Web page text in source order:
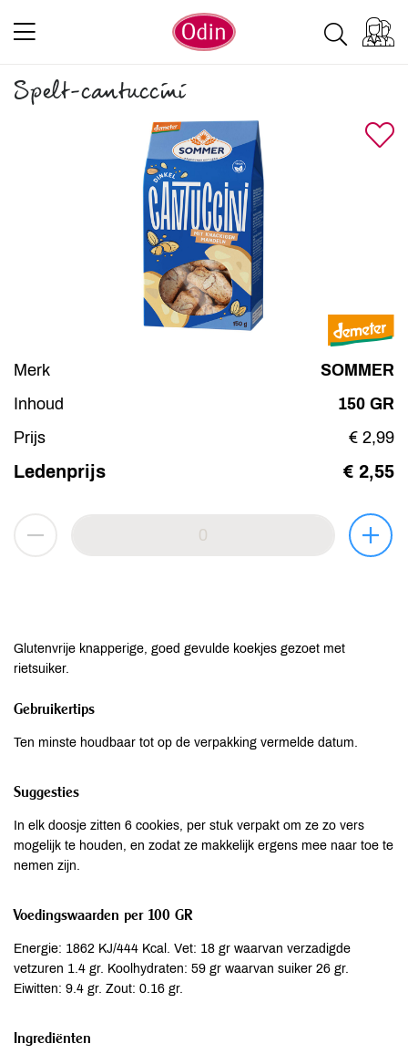
Spelt-cantuccini
Merk
SOMMER
Inhoud
150 GR
Prijs
€ 2,99
Ledenprijs € 2,55
Glutenvrije knapperige, goed gevulde koekjes gezoet met
rietsuiker.
Gebruikertips
Ten minste houdbaar tot op de verpakking vermelde datum.
Suggesties
In elk doosje zitten 6 cookies, per stuk verpakt om ze zo vers
mogelijk te houden, en zodat ze makkelijk ergens mee naar toe te
nemen zijn.
Voedingswaarden per 100 GR
Energie: 1862 KJ/444 Kcal. Vet: 18 gr waarvan verzadigde
vetzuren 1.4 gr. Koolhydraten: 59 gr waarvan suiker 26 gr.
Eiwitten: 9.4 gr. Zout: 0.16 gr.
Ingrediënten